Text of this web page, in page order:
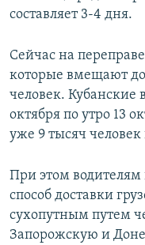
составляет 3-4 дня.
Сейчас на
которые вмещают
человек. Кубанские
октября по утро 13
уже 9 тысяч
При этом
способ доставки
сухопутным путем
Запорожскую и